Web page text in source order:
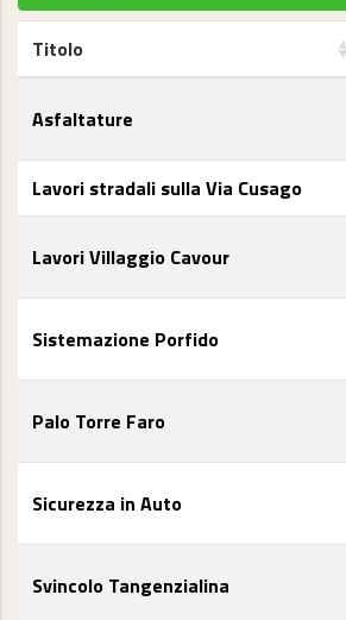
Titolo
Asfaltature
Lavori stradali sulla Via Cusago
Lavori Villaggio Cavour
Sistemazione Porfido
Palo Torre Faro
Sicurezza in Auto
Svincolo Tangenzialina